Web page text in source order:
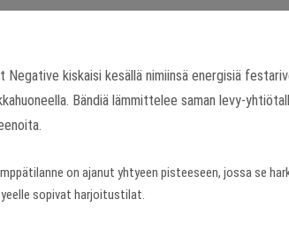
Negative kiskaisi kesällä nimiinsä energisiä
Bändiä lämmittelee saman levy-
on ajanut yhtyeen pisteeseen, jossa se
sopivat harjoitustilat.